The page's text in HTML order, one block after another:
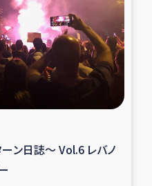
地震被災者支援
茶農家支援
産者支援
発被災者支援
ン日誌～ Vol.6 レバノ